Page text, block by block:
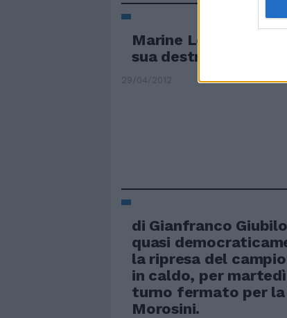
Marine Le Pen è la
sua destra parla ai
29/04/2012
di Gianfranco
quasi
la ripresa del
in caldo, per
turno fermato per la
Morosini.